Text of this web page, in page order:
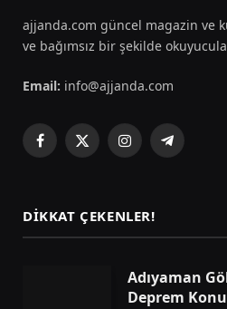
ajjanda.com güncel magazin ve
ve bağımsız bir şekilde
Email: info@ajjanda.com
Facebook
X
InstagramTelegram
DIKKAT ÇEKENLER!
Adıyaman
Deprem